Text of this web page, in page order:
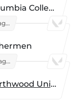
Columbia College
PlayVS College League 2025: Fall
PlayVS College League 2025: Fall
Northwood University